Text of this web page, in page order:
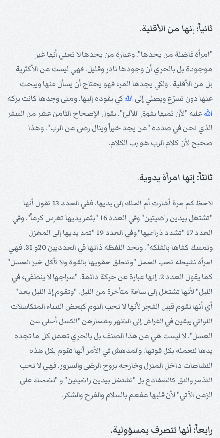
ثانياً: إنها من الأقلية.
"امرأة فاضلة من يجدها". وعبارة من يجدها لا تعني أنها غير
موجودة بل بالحري أن وجودها نادر وقليل. فهي ليست من الأكثرية
بل من الأقلية . ولكي يجدها المرء فهو يحتاج أن يسأل عنها ويبحث
عنها دون تسرّع ويصلي إلى اللهكي يقوده إليها. ومتى وجدها كانت بركة
اللهعليه "لأن ثمنها يفوق اللآلئ". يقول الإصحاح الثامن عشر من السفر
الذي نحن في صدده "من يجد خيراً وينال رضى من الرب". وهذا
صحيح لأن كلام الرب هو رب الكلام.
ثالثاً: إنها امرأة يدوية.
لاحظ كم مرة أشارت أم الملك إلى يديها. ففي العدد 13 تقول أنها
"تشتغل بيدين راضيتين" وفي العدد 16 "بثمر يديها تغرس كرماً". وفي
العدد 17 "تشدد ذراعيها" وفي العدد 19 "تمد يديها إلى المغزل
وتمسك كفاها بالفلكة". ونجد اللفظة ذاتها في العدديين 20و 31. فهي
امرأة نشيطة تحب العمل "وتنطق حقويها بالقوة ولا تأكل خبز العسل"
كما يقول العدد 2. إنها عبارة عن حركة دائمة. "سراجها لا ينطفىء في
الليل" لأنها تشتغل إلى ساعة متأخرة من الليل. "وتقوم إذ الليل بعد"
أي أنها تقوم قبيل الفجر لأنها لا تحب النوم كبعض النساء المتكاسلات
اللواتي يبقين في الفراش إلى الظهر وشعارهن "الكسل أحلى من
العسل". لا ليست هي من هذا الصنف بل بالحري تعمل كل ما تجده
يدها لتعمله بكل قوتها. والمدهش في الأمر أنها تقوم بكل هذه
النشاطات داخل المنزل وخارجه بروح الرضى والسرور. فهي لا تحب
التذمر والنق كالضفادع بل "تشتغل بيدين راضيتين" و "تضحك على
الزمن الآتي" لأن قلبها مفعم بالسلام والفرح والشكر.
رابعاً: أنها تتصرف بمسؤولية.